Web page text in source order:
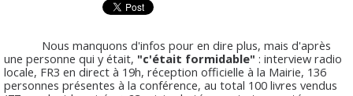
Nous manquons d'infos pour en dire plus, mais d'après
une personne qui y était, "c'était formidable" : interview radio
locale, FR3 en direct à 19h, réception officielle à la Mairie, 136
personnes présentes à la conférence, au total 100 livres vendus